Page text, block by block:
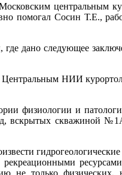
центральным
помогал Сосин Т.Е.,
дано следующее
Центральным НИИ
физиологии и
вскрытых скважиной
не только